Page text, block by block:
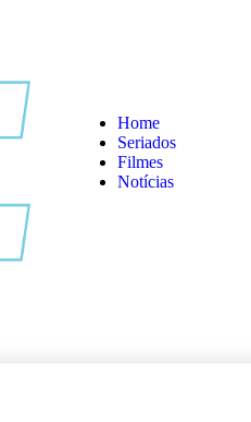
Home
Seriados
Filmes
Notícias